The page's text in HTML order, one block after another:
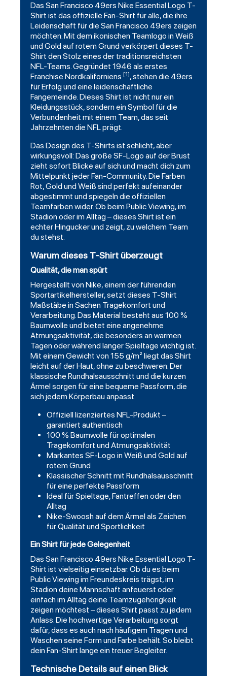
Das San Francisco 49ers Nike EssentialLogo T-
Shirt ist das offizielle Fan-Shirt für alle, die ihre
Leidenschaft für die San Francisco 49ers zeigen
möchten. Mit dem ikonischen Teamlogo in Weiß
und Gold auf rotem Grund verkörpert dieses T-
Shirt den Stolz eines der traditionsreichsten
NFL-Teams. Gegründet 1946 als erstes
Franchise Nordkaliforniens [1], stehen die 49ers
für Erfolg und eine leidenschaftliche
Fangemeinde. Dieses Shirt ist nicht nur ein
Kleidungsstück, sondern ein Symbol für die
Verbundenheit mit einem Team, das seit
Jahrzehnten die NFL prägt.
Das Design des T-Shirts ist schlicht, aber
wirkungsvoll: Das große SF-Logo auf der Brust
zieht sofort Blicke auf sich und macht dich zum
Mittelpunkt jeder Fan-Community. Die Farben
Rot, Gold und Weiß sind perfekt aufeinander
abgestimmt und spiegeln die offiziellen
Teamfarben wider. Ob beim Public Viewing, im
Stadion oder im Alltag – dieses Shirt ist ein
echter Hingucker und zeigt, zu welchem Team
du stehst.
Warum dieses T-Shirt überzeugt
Qualität, die man spürt
Hergestellt von Nike, einem der führenden
Sportartikelhersteller, setzt dieses T-Shirt
Maßstäbe in Sachen Tragekomfort und
Verarbeitung. Das Material besteht aus 100 %
Baumwolle und bietet eine angenehme
Atmungsaktivität, die besonders an warmen
Tagen oder während langer Spieltage wichtig ist.
Mit einem Gewicht von 155 g/m² liegt das Shirt
leicht auf der Haut, ohne zu beschweren. Der
klassische Rundhalsausschnitt und die kurzen
Ärmel sorgen für eine bequeme Passform, die
sich jedem Körperbau anpasst.
Offiziell lizenziertes NFL-Produkt –
garantiert authentisch
100 % Baumwolle für optimalen
Tragekomfort und Atmungsaktivität
Markantes SF-Logo in Weiß und Gold auf
rotem Grund
Klassischer Schnitt mit Rundhalsausschnitt
für eine perfekte Passform
Ideal für Spieltage, Fantreffen oder den
Alltag
Nike-Swoosh auf dem Ärmel als Zeichen
für Qualität und Sportlichkeit
Ein Shirt für jede Gelegenheit
Das San Francisco 49ers Nike Essential Logo T-
Shirt ist vielseitig einsetzbar. Ob du es beim
Public Viewing im Freundeskreis trägst, im
Stadion deine Mannschaft anfeuerst oder
einfach im Alltag deine Teamzugehörigkeit
zeigen möchtest – dieses Shirt passt zu jedem
Anlass. Die hochwertige Verarbeitung sorgt
dafür, dass es auch nach häufigem Tragen und
Waschen seine Form und Farbe behält. So bleibt
dein Fan-Shirt lange ein treuer Begleiter.
Technische Details auf einen Blick